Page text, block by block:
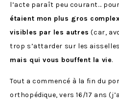
l’acte paraît peu courant…
étaient mon plus gros
visibles par les autres (car,
trop s’attarder sur les
mais qui vous bouffent la vie.
Tout a commencé à la fin du
orthopédique, vers 16/17 ans